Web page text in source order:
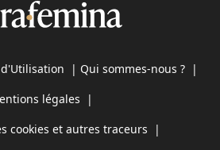
| Qui sommes-nous ? |
légales |
cookies et autres traceurs |